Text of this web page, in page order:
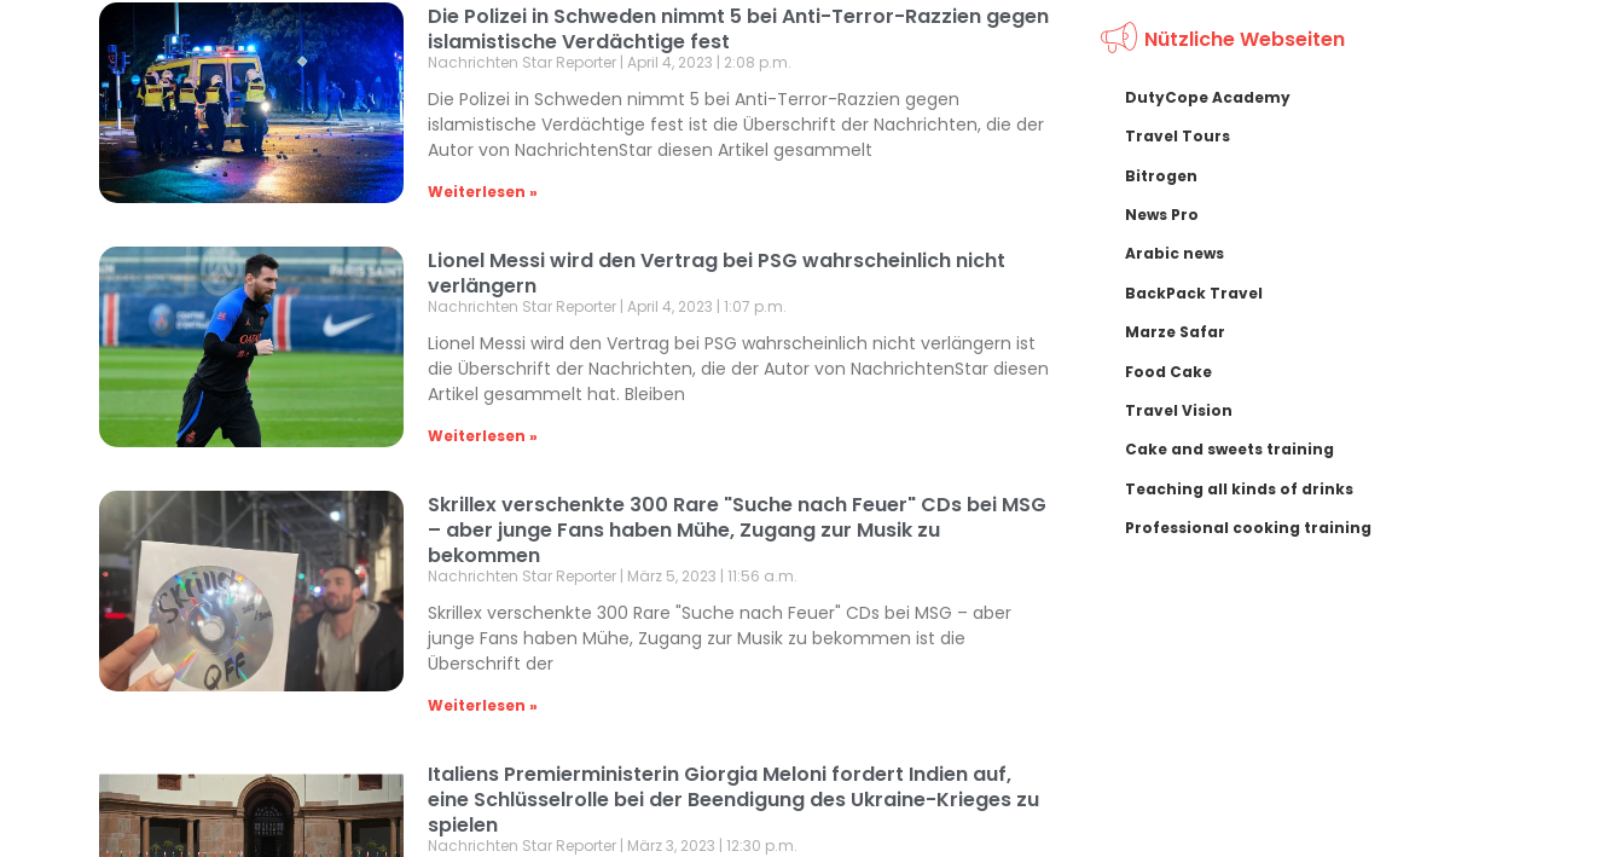
Die Polizei in Schweden nimmt 5 bei Anti-Terror-Razzien gegen
islamistische Verdächtige fest
Nachrichten Star Reporter April 4, 2023 2:08 p.m.
Die Polizei in Schweden nimmt 5 bei Anti-Terror-Razzien gegen
islamistische Verdächtige fest ist die Überschrift der Nachrichten, die der
Autor von NachrichtenStar diesen Artikel gesammelt
Weiterlesen »
Lionel Messi wird den Vertrag bei PSG wahrscheinlich nicht
verlängern
Nachrichten Star Reporter April 4, 2023 1:07 p.m.
Lionel Messi wird den Vertrag bei PSG wahrscheinlich nicht verlängern ist
die Überschrift der Nachrichten, die der Autor von NachrichtenStar diesen
Artikel gesammelt hat. Bleiben
Weiterlesen »
Skrillex verschenkte 300 Rare "Suche nach Feuer" CDs bei MSG
– aber junge Fans haben Mühe, Zugang zur Musik zu
bekommen
Nachrichten Star Reporter März 5, 2023 11:56 a.m.
Skrillex verschenkte 300 Rare "Suche nach Feuer" CDs bei MSG – aber
junge Fans haben Mühe, Zugang zur Musik zu bekommen ist die
Überschrift der
Weiterlesen »
Italiens Premierministerin Giorgia Meloni fordert Indien auf,
eine Schlüsselrolle bei der Beendigung des Ukraine-Krieges zu
spielen
Nachrichten Star Reporter März 3, 2023 12:30 p.m.
Nützliche Webseiten
DutyCope Academy
Travel Tours
Bitrogen
News Pro
Arabic news
BackPack Travel
Marze Safar
Food Cake
Travel Vision
Cake and sweets training
Teaching all kinds of drinks
Professional cooking training